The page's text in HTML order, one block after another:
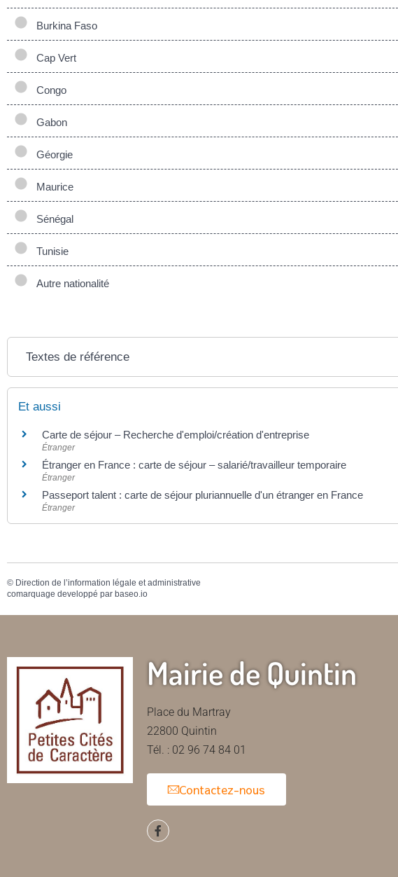
Burkina Faso
Cap Vert
Congo
Gabon
Géorgie
Maurice
Sénégal
Tunisie
Autre nationalité
Textes de référence
Et aussi
Carte de séjour – Recherche d'emploi/création d'entreprise
Étranger
Étranger en France : carte de séjour – salarié/travailleur temporaire
Étranger
Passeport talent : carte de séjour pluriannuelle d'un étranger en France
Étranger
© Direction de l’information légale et administrative
comarquage developpé par baseo.io
Mairie de Quintin
Place du Martray
22800 Quintin
Tél. : 02 96 74 84 01
Contactez-nous